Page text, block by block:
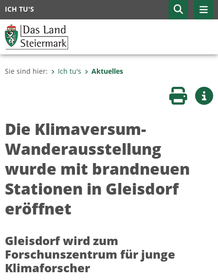
ICH TU'S
Sie sind hier: Ich tu's Aktuelles
Seite
Die Klimaversum-
Wanderausstellung
wurde mit brandneuen
Stationen in Gleisdorf
eröffnet
Gleisdorf wird zum
Forschunszentrum für junge
Klimaforscher